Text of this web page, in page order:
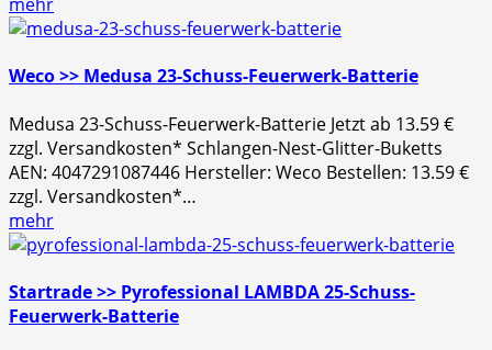
Weco >> Medusa 23-Schuss-Feuerwerk-Batterie
Medusa 23-Schuss-Feuerwerk-Batterie Jetzt ab 13.59 €
zzgl. Versandkosten* Schlangen-Nest-Glitter-Buketts
AEN: 4047291087446 Hersteller: Weco Bestellen: 13.59 €
zzgl. Versandkosten*…
mehr
Startrade >> Pyrofessional LAMBDA 25-Schuss-
Feuerwerk-Batterie